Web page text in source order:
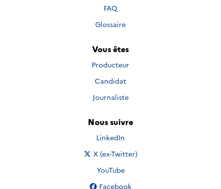
FAQ
Glossaire
Vous êtes
Producteur
Candidat
Journaliste
Nous suivre
Nous suivre sur
LinkedIn
Nous suivre sur
X (ex-Twitter)
Nous suivre sur
YouTube
Nous suivre sur
Facebook